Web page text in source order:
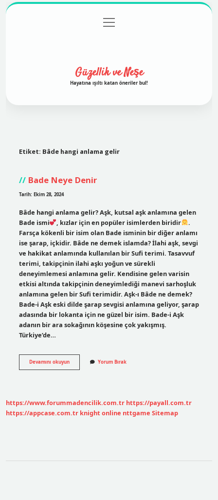
Gizlilik Politikası
menüyü
aç
Güzellik ve Neşe
Hayatına ışıltı katan öneriler bul!
Etiket: Bâde hangi anlama gelir
Bade Neye Denir
Tarih: Ekim 28, 2024
Bâde hangi anlama gelir? Aşk, kutsal aşk anlamına gelen
Bade ismi
, kızlar için en popüler isimlerden biridir
.
Farsça kökenli bir isim olan Bade isminin bir diğer anlamı
ise şarap, içkidir. Bâde ne demek islamda? İlahi aşk, sevgi
ve hakikat anlamında kullanılan bir Sufi terimi. Tasavvuf
terimi, takipçinin ilahi aşkı yoğun ve sürekli
deneyimlemesi anlamına gelir. Kendisine gelen varisin
etkisi altında takipçinin deneyimlediği manevi sarhoşluk
anlamına gelen bir Sufi terimidir. Aşk-ı Bâde ne demek?
Bade-i Aşk eski dilde şarap sevgisi anlamına geliyor, şarap
adasında bir lokanta için ne güzel bir isim. Bade-i Aşk
adanın bir ara sokağının köşesine çok yakışmış.
Türkiye’de…
Devamını okuyunBade
Neye
Yorum Bırak
https://www.forummadencilik.com.tr https://payall.com.tr
https://appcase.com.tr knight online nttgame Sitemap